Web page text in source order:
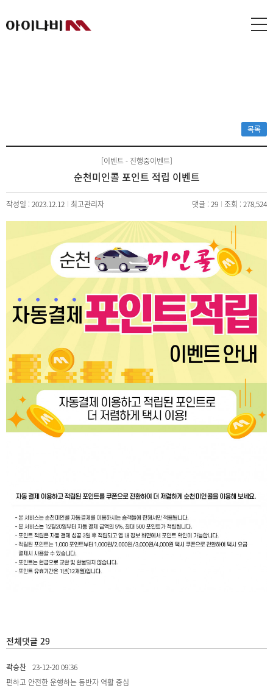
목록
[이벤트 - 진행중이벤트]
순천미인콜 포인트 적립 이벤트
작성일 : 2023.12.12 최고관리자 댓글 : 29 조회 : 278,524
전체댓글 29
곽승찬 23-12-20 09:36
편하고 안전한 운행하는 동반자 역활 중심